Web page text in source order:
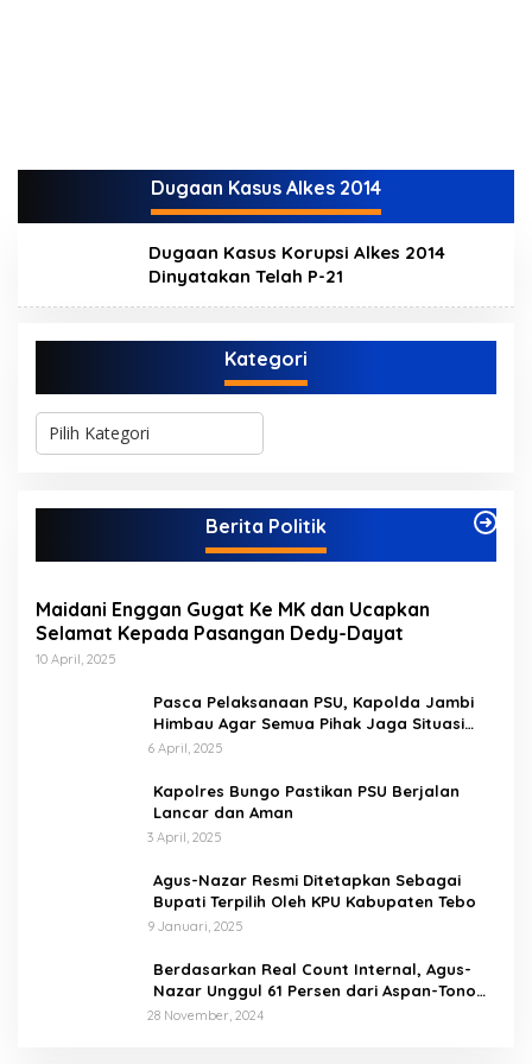
Dugaan Kasus Alkes 2014
Dugaan Kasus Korupsi Alkes 2014
Dinyatakan Telah P-21
Kategori
K
g
Berita Politik
Maidani Enggan Gugat Ke MK dan Ucapkan
Selamat Kepada Pasangan Dedy-Dayat
10 April, 2025
Pasca Pelaksanaan PSU, Kapolda Jambi
Himbau Agar Semua Pihak Jaga Situasi
Kamtibmas
6 April, 2025
Kapolres Bungo Pastikan PSU Berjalan
Lancar dan Aman
3 April, 2025
Agus-Nazar Resmi Ditetapkan Sebagai
Bupati Terpilih Oleh KPU Kabupaten Tebo
9 Januari, 2025
Berdasarkan Real Count Internal, Agus-
Nazar Unggul 61 Persen dari Aspan-Tono
Hanya 39 Persen
28 November, 2024